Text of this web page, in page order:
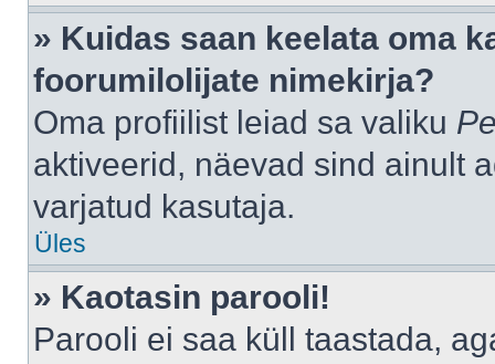
» Kuidas saan keelata oma
foorumilolijate nimekirja?
Oma profiilist leiad sa valiku
aktiveerid, näevad sind ainult
varjatud kasutaja.
Üles
» Kaotasin parooli!
Parooli ei saa küll taastada,